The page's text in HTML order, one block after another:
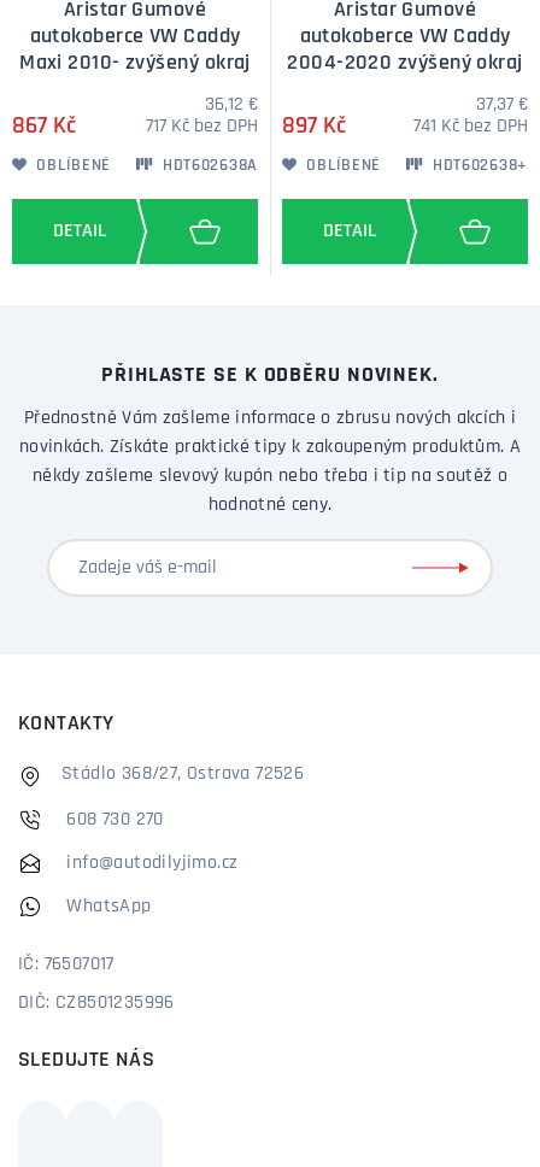
Aristar Gumové
autokoberce VW Caddy
Maxi 2010- zvýšený okraj
867 Kč
36,12 €
717 Kč bez DPH
OBLÍBENÉ HDT602638A
Aristar Gumové
autokoberce VW Caddy
2004-2020 zvýšený okraj
897 Kč
37,37 €
741 Kč bez DPH
OBLÍBENÉ HDT602638+
PŘIHLASTE SE K ODBĚRU NOVINEK.
Přednostně Vám zašleme informace o zbrusu nových akcích i
novinkách. Získáte praktické tipy k zakoupeným produktům. A
někdy zašleme slevový kupón nebo třeba i tip na soutěž o
hodnotné ceny.
KONTAKTY
Stádlo 368/27, Ostrava 72526
608 730 270
info@autodilyjimo.cz
WhatsApp
IČ: 76507017
DIČ: CZ8501235996
SLEDUJTE NÁS